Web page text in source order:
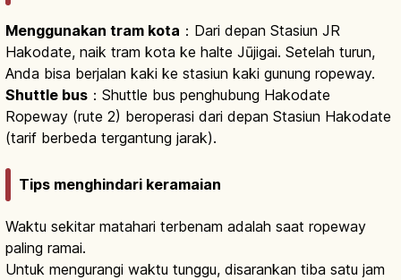
Menggunakan tram kota ：Dari depan Stasiun JR
Hakodate, naik tram kota ke halte Jūjigai. Setelah turun,
Anda bisa berjalan kaki ke stasiun kaki gunung ropeway.
Shuttle bus ：Shuttle bus penghubung Hakodate
Ropeway (rute 2) beroperasi dari depan Stasiun Hakodate
(tarif berbeda tergantung jarak).
Tips menghindari keramaian
Waktu sekitar matahari terbenam adalah saat ropeway
paling ramai.
Untuk mengurangi waktu tunggu, disarankan tiba satu jam